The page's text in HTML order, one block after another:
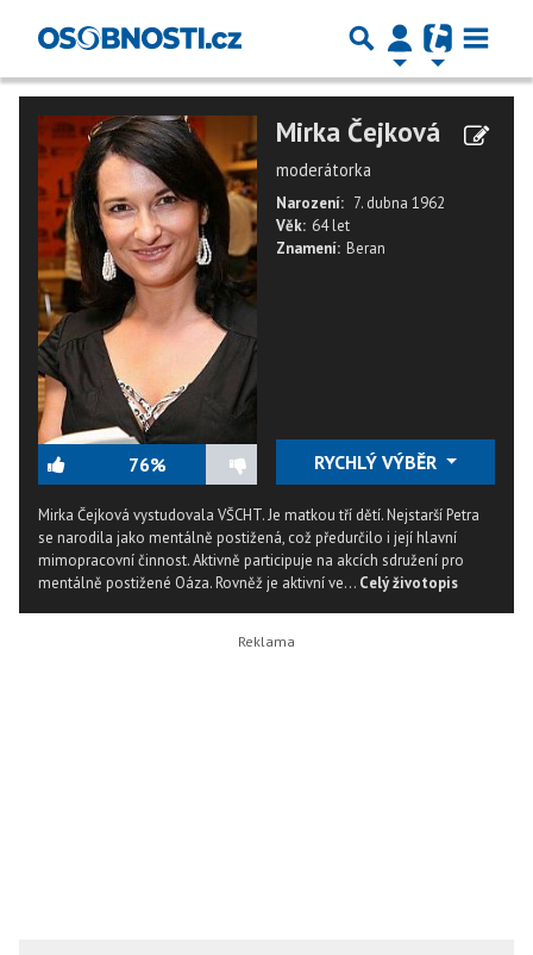
76%
Mirka Čejková
moderátorka
Narození: 7. dubna 1962
Věk: 64 let
Znamení: Beran
RYCHLÝ VÝBĚR
Mirka Čejková vystudovala VŠCHT. Je matkou tří dětí. Nejstarší Petra
se narodila jako mentálně postižená, což předurčilo i její hlavní
mimopracovní činnost. Aktivně participuje na akcích sdružení pro
mentálně postižené Oáza. Rovněž je aktivní ve... Celý životopis